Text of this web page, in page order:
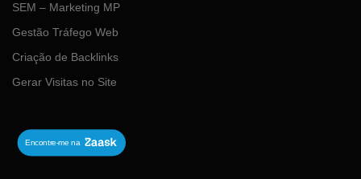
SEM – Marketing MP
Gestão Tráfego Web
Criação de Backlinks
Gerar Visitas no Site